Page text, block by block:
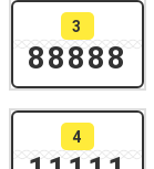
3
88888
4